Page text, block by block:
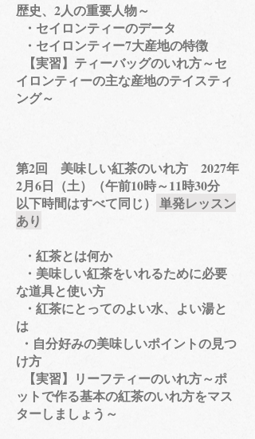
歴史、2人の重要人物～
・セイロンティーのデータ
・セイロンティー7大産地の特徴
【実習】ティーバッグのいれ方～セ
イロンティーの主な産地のテイスティ
ング～
​第2回 美味しい紅茶のいれ方 2027年
2月6日（土）（午前10時～11時30分
以下時間はすべて同じ） 単発レッスン
あり
・紅茶とは何か
・美味しい紅茶をいれるために必要
な道具と使い方
・紅茶にとってのよい水、よい湯と
は
​・自分好みの美味しいポイントの見つ
け方
【実習】リーフティーのいれ方～ポ
ットで作る基本の紅茶のいれ方をマス
ターしましょう～